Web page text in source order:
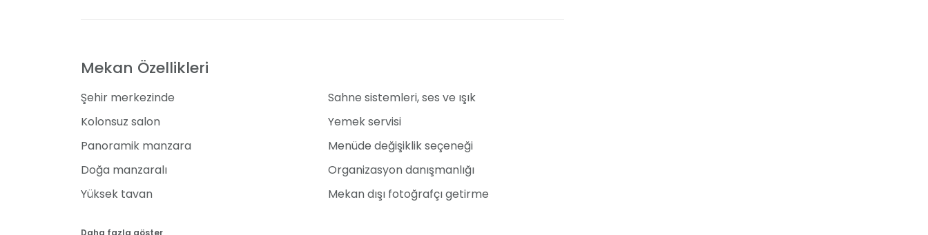
unutulmaz anılar biriktirmeniz için ideal bir mekândır. Organizasyonlarınızı bize özel
sunuyoruz. Aynı zamanda fasıl ekibimiz, eğlencenize müzikle ruh katıyor.
hazırlanmış masa ve sandalye düzenlemeleri, isteğe bağlı menü değişiklikleri ve kaliteli
yemek servisi sunuyoruz. Güler yüzlü ekibimizle birlikte, haftanın her günü siz değerli
Mekan Özellikleri
Şehir merkezinde
Kolonsuz salon
Panoramik manzara
Doğa manzaralı
Yüksek tavan
Sahne sistemleri, ses ve ışık
Yemek servisi
Menüde değişiklik seçeneği
Organizasyon danışmanlığı
Mekan dışı fotoğrafçı getirme
Daha fazla göster